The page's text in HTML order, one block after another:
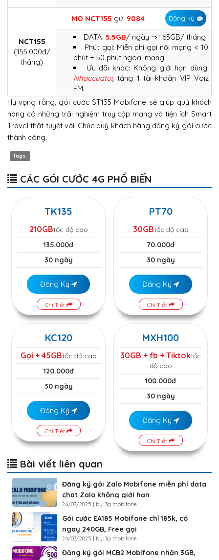
NCT155
(155.000đ/
tháng)
MO NCT155 gửi 9084 Đăng ký
DATA: 5.5GB/ ngày ⇒ 165GB/ tháng
Phút gọi: Miễn phí gọi nội mạng < 10
phút + 50 phút ngoại mạng
Ưu đãi khác: Không giới hạn dùng
Nhaccuatui, tặng 1 tài khoản VIP Voiz
FM.
Hy vọng rằng, gói cước ST135 Mobifone sẽ giúp quý khách
hàng có những trải nghiệm truy cập mạng và tiện ích Smart
Travel thật tuyệt vời. Chúc quý khách hàng đăng ký gói cước
thành công.
Tags:
CÁC GÓI CƯỚC 4G PHỔ BIẾN
TK135
210GBtốc độ cao
135.000đ
30 ngày
Đăng Ký
Chi Tiết
PT70
30GBtốc độ cao
70.000đ
30 ngày
Đăng Ký
Chi Tiết
KC120
Gọi + 45GBtốc độ cao
120.000đ
30 ngày
Đăng Ký
Chi Tiết
MXH100
30GB + fb + Tiktoktốc
độ cao
100.000đ
30 ngày
Đăng Ký
Chi Tiết
Bài viết liên quan
Đăng ký gói Zalo Mobifone miễn phí data
chat Zalo không giới hạn
26/03/2025 | by: 3g mobifone
Gói cước EA185 Mobifone chỉ 185k, có
ngay 240GB, Free gọi
24/03/2025 | by: 3g mobifone
Đăng ký gói MCB2 Mobifone nhận 3GB,